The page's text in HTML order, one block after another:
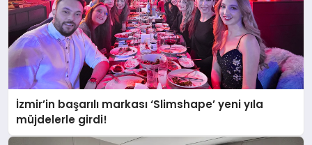
İzmir’in başarılı markası ‘Slimshape’ yeni yıla
müjdelerle girdi!